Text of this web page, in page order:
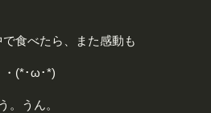
食べたら、また感動も
・(*･ω･*)
。うん。